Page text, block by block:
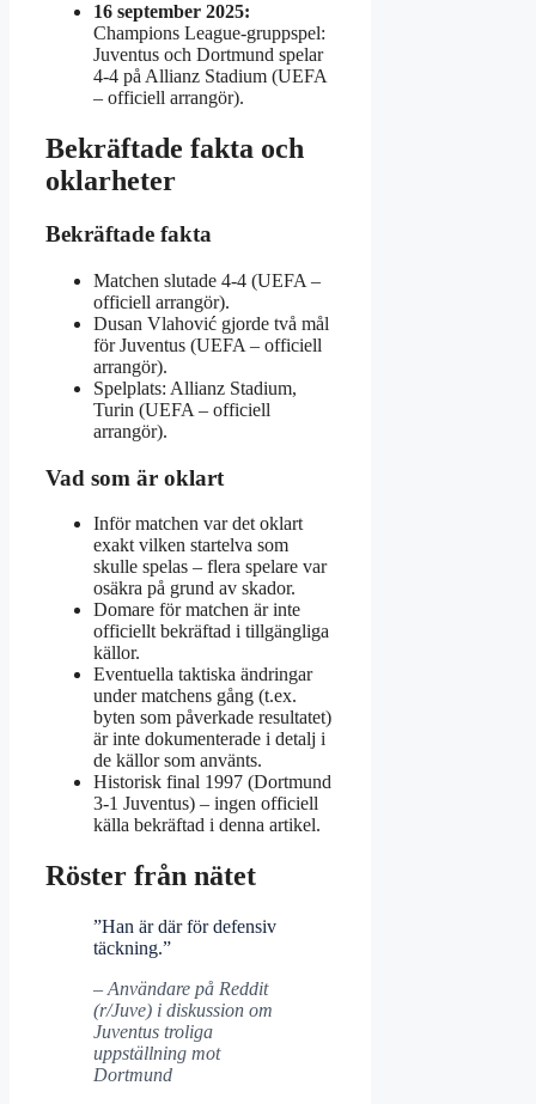
16 september 2025:
Champions League‑gruppspel:
Juventus och Dortmund spelar
4‑4 på Allianz Stadium (UEFA
– officiell arrangör).
Bekräftade fakta och
oklarheter
Bekräftade fakta
Matchen slutade 4‑4 (UEFA –
officiell arrangör).
Dusan Vlahović gjorde två mål
för Juventus (UEFA – officiell
arrangör).
Spelplats: Allianz Stadium,
Turin (UEFA – officiell
arrangör).
Vad som är oklart
Inför matchen var det oklart
exakt vilken startelva som
skulle spelas – flera spelare var
osäkra på grund av skador.
Domare för matchen är inte
officiellt bekräftad i tillgängliga
källor.
Eventuella taktiska ändringar
under matchens gång (t.ex.
byten som påverkade resultatet)
är inte dokumenterade i detalj i
de källor som använts.
Historisk final 1997 (Dortmund
3-1 Juventus) – ingen officiell
källa bekräftad i denna artikel.
Röster från nätet
”Han är där för defensiv
täckning.”
– Användare på Reddit
(r/Juve) i diskussion om
Juventus troliga
uppställning mot
Dortmund